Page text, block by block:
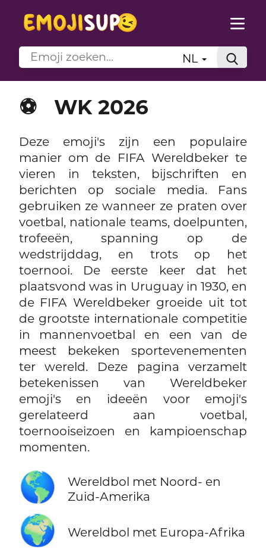
NL
⚽ WK 2026
Deze emoji's zijn een populaire
manier om de FIFA Wereldbeker te
vieren in teksten, bijschriften en
berichten op sociale media. Fans
gebruiken ze wanneer ze praten over
voetbal, nationale teams, doelpunten,
trofeeën, spanning op de
wedstrijddag, en trots op het
toernooi. De eerste keer dat het
plaatsvond was in Uruguay in 1930, en
de FIFA Wereldbeker groeide uit tot
de grootste internationale competitie
in mannenvoetbal en een van de
meest bekeken sportevenementen
ter wereld. Deze pagina verzamelt
betekenissen van Wereldbeker
emoji's en ideeën voor emoji's
gerelateerd aan voetbal,
toernooiseizoen en kampioenschap
momenten.
🌎
Wereldbol met Noord- en
Zuid-Amerika
🌍 Wereldbol met Europa-Afrika